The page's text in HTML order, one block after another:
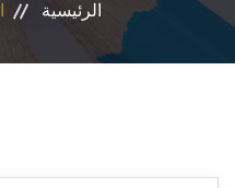
الرئيسية